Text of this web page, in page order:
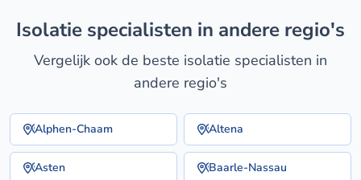
isolatie specialisten in andere regio's
Vergelijk ook de beste isolatie specialisten in
andere regio's
Alphen-Chaam Altena
Asten Baarle-Nassau